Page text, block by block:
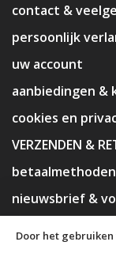
contact &
persoonlijk
uw account
aanbiedingen &
cookies en
VERZENDEN &
betaalmethoden
nieuwsbrief &
Door het